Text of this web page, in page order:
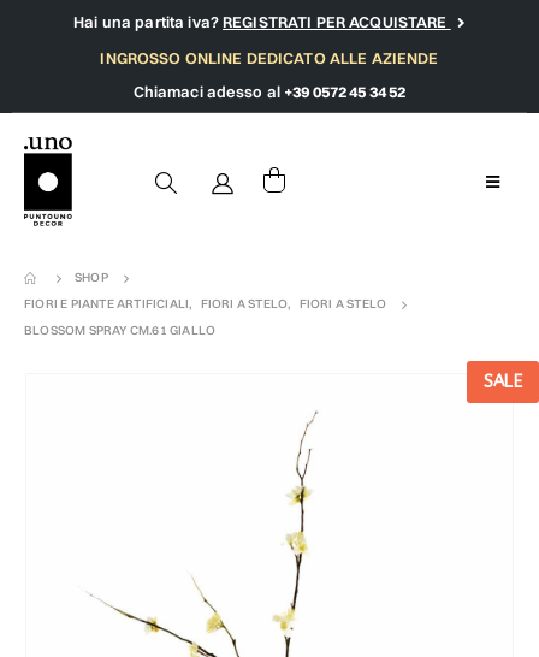
Hai una partita iva?REGISTRATI PER ACQUISTARE
INGROSSO ONLINE DEDICATO ALLE AZIENDE
Chiamaci adesso al +39 0572 45 34 52
SHOP
FIORI E PIANTE ARTIFICIALI, FIORI A STELO,
FIORI A STELO
BLOSSOM SPRAY CM.61 GIALLO
SALE